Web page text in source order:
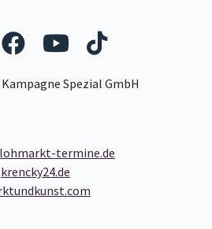
Sie uns auf
Folgen Sie uns auf
Folgen Sie
Folgen
Spezial GmbH
termine.de
krencky24.de